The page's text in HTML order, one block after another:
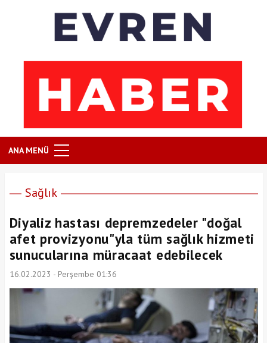
ANA MENÜ
Sağlık
Diyaliz hastası depremzedeler "doğal
afet provizyonu"yla tüm sağlık hizmeti
sunucularına müracaat edebilecek
16.02.2023 - Perşembe 01:36